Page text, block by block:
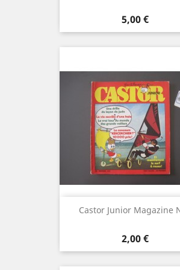
Prix
5,00 €
Castor Junior Magazine
Prix
2,00 €